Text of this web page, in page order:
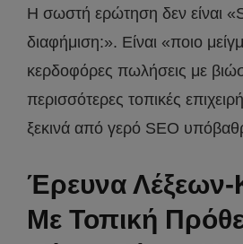
Η σωστή ερώτηση δεν είναι
διαφήμιση:». Είναι «ποιο
κερδοφόρες πωλήσεις με
περισσότερες τοπικές
ξεκινά από γερό SEO
Έρευνα Λέξεων-
Με Τοπική